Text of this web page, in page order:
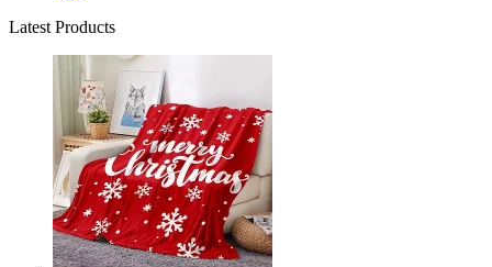
Latest Products